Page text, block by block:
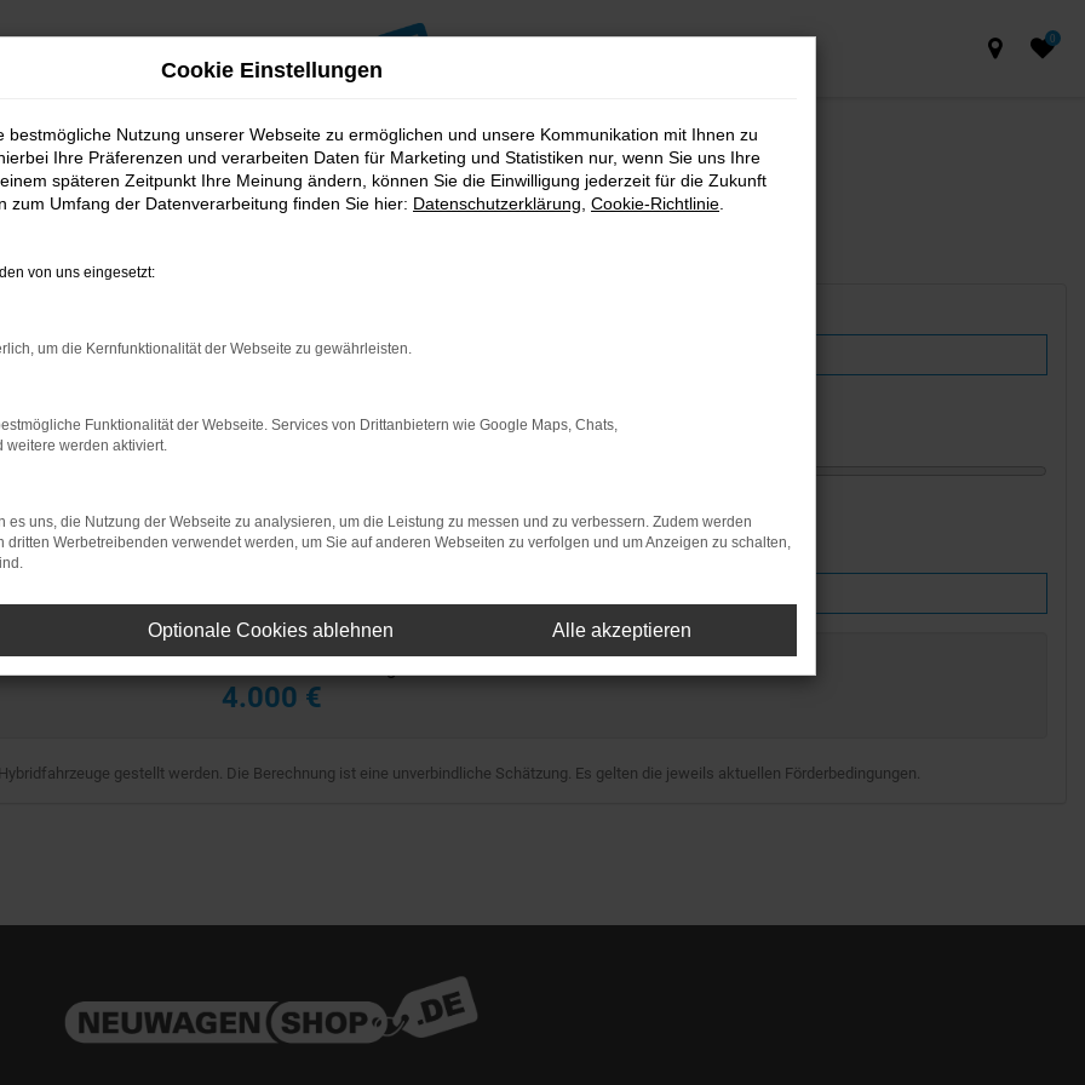
0
als Ihr Bruttogehalt.
4.000 €
gestellt werden. Die Berechnung ist eine unverbindliche Schätzung. Es gelten die jeweils aktuellen Förderbedingungen.
Cookie Einstellungen
bestmögliche Nutzung unserer Webseite zu ermöglichen und unsere Kommunikation mit Ihnen zu
Ihre Präferenzen und verarbeiten Daten für Marketing und Statistiken nur, wenn Sie uns Ihre
späteren Zeitpunkt Ihre Meinung ändern, können Sie die Einwilligung jederzeit für die Zukunft
zum Umfang der Datenverarbeitung finden Sie hier: Datenschutzerklärung Cookie-Richtlinie
von uns eingesetzt:
um die Kernfunktionalität der Webseite zu gewährleisten.
Funktionalität der Webseite. Services von Drittanbietern wie Google Maps, Chats,
weitere werden aktiviert.
es uns, die Nutzung der Webseite zu analysieren, um die Leistung zu messen und zu verbessern. Zudem werden
dritten Werbetreibenden verwendet werden, um Sie auf anderen Webseiten zu verfolgen und um Anzeigen zu schalten,
Optionale Cookies ablehnen Alle akzeptieren